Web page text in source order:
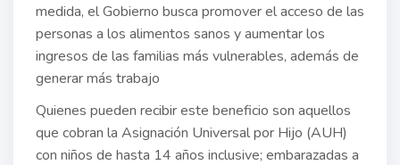
medida, el Gobierno busca promover el acceso de las
personas a los alimentos sanos y aumentar los
ingresos de las familias más vulnerables, además de
generar más trabajo
Quienes pueden recibir este beneficio son aquellos
que cobran la Asignación Universal por Hijo (AUH)
con niños de hasta 14 años inclusive; embarazadas a